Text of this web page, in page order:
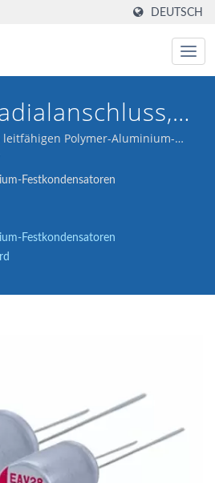
DEUTSCH
2.5-
leitfähigen Polymer-Aluminium-
sind für DC-DC-Wandler,
konzipiert.
Festkondensatoren
Festkondensatoren